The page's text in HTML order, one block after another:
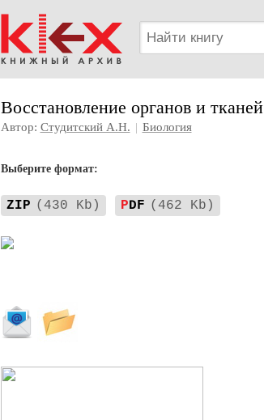
Восстановление органов и
Автор: Студитский А.Н. | Биология
Выберите формат:
ZIP (430 Kb) PDF (462 Kb)